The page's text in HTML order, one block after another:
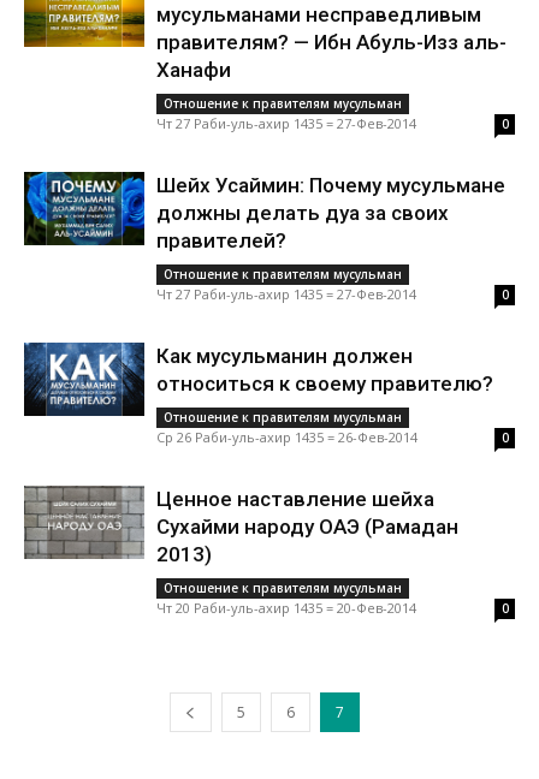
мусульманами несправедливым
правителям? — Ибн Абуль-Изз аль-
Ханафи
Отношение к правителям мусульман
Чт 27 Раби-уль-ахир 1435 = 27-Фев-2014 0
Шейх Усаймин: Почему мусульмане
должны делать дуа за своих
правителей?
Отношение к правителям мусульман
Чт 27 Раби-уль-ахир 1435 = 27-Фев-2014 0
Как мусульманин должен
относиться к своему правителю?
Отношение к правителям мусульман
Ср 26 Раби-уль-ахир 1435 = 26-Фев-2014 0
Ценное наставление шейха
Сухайми народу ОАЭ (Рамадан
2013)
Отношение к правителям мусульман
Чт 20 Раби-уль-ахир 1435 = 20-Фев-2014 0
5 6 7